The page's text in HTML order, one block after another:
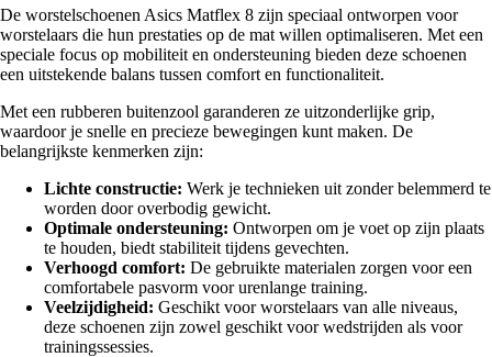
De worstelschoenen Asics Matflex 8 zijn speciaal ontworpen voor
worstelaars die hun prestaties op de mat willen optimaliseren. Met een
speciale focus op mobiliteit en ondersteuning bieden deze schoenen
een uitstekende balans tussen comfort en functionaliteit.
Met een rubberen buitenzool garanderen ze uitzonderlijke grip,
waardoor je snelle en precieze bewegingen kunt maken. De
belangrijkste kenmerken zijn:
Lichte constructie: Werk je technieken uit zonder belemmerd te
worden door overbodig gewicht.
Optimale ondersteuning: Ontworpen om je voet op zijn plaats
te houden, biedt stabiliteit tijdens gevechten.
Verhoogd comfort: De gebruikte materialen zorgen voor een
comfortabele pasvorm voor urenlange training.
Veelzijdigheid: Geschikt voor worstelaars van alle niveaus,
deze schoenen zijn zowel geschikt voor wedstrijden als voor
trainingssessies.